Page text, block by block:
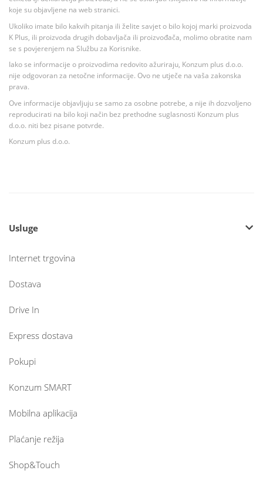
koje su objavljene na web stranici.
Ukoliko imate bilo kakvih pitanja ili želite savjet o bilo kojoj marki proizvoda
K Plus, ili proizvoda drugih dobavljača ili proizvođača, molimo obratite nam
se s povjerenjem na Službu za Korisnike.
Iako se informacije o proizvodima redovito ažuriraju, Konzum plus d.o.o.
nije odgovoran za netočne informacije. Ovo ne utječe na vaša zakonska
prava.
Ove informacije objavljuju se samo za osobne potrebe, a nije ih dozvoljeno
reproducirati na bilo koji način bez prethodne suglasnosti Konzum plus
d.o.o. niti bez pisane potvrde.
Konzum plus d.o.o.
Usluge
Internet trgovina
Dostava
Drive In
Express dostava
Pokupi
Konzum SMART
Mobilna aplikacija
Plaćanje režija
Shop&Touch